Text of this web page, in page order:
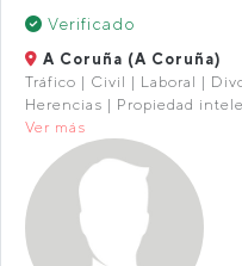
Verificado
A Coruña (A Coruña)
Tráfico | Civil | Laboral |
Herencias | Propiedad
Ver más